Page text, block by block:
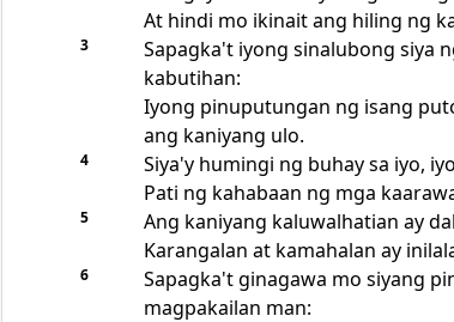
At hindi mo ikinait ang hiling ng
3
Sapagka't iyong sinalubong siya
kabutihan:
Iyong pinuputungan ng isang
ang kaniyang ulo.
4 Siya'y humingi ng buhay sa iyo,
Pati ng kahabaan ng mga
5 Ang kaniyang kaluwalhatian ay
Karangalan at kamahalan ay
6
Sapagka't ginagawa mo siyang
magpakailan man: